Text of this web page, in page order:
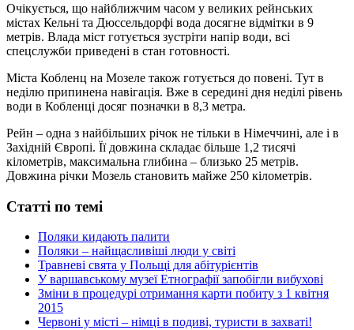
Очікується, що найближчим часом у великих рейнських
містах Кельні та Дюссельдорфі вода досягне відмітки в 9
метрів. Влада міст готується зустріти напір води, всі
спецслужби приведені в стан готовності.
Міста Кобленц на Мозеле також готується до повені. Тут в
неділю припинена навігація. Вже в середині дня неділі рівень
води в Кобленці досяг позначки в 8,3 метра.
Рейн – одна з найбільших річок не тільки в Німеччині, але і в
Західній Європі. Її довжина складає більше 1,2 тисячі
кілометрів, максимальна глибина – близько 25 метрів.
Довжина річки Мозель становить майже 250 кілометрів.
Статті по темі
Поляки кидають палити
Поляки – найщасливіші люди у світі
Травневі свята у Польщі для абітурієнтів
У варшавському музеї Етнографії запобігли вибухові
Зміни в процедурі отримання карти побиту з 1 квітня
2015
Червоні у місті – німці в подиві, туристи в захваті!